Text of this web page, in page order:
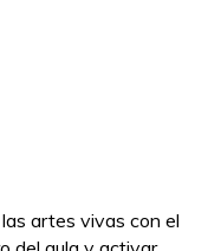
artes vivas con el